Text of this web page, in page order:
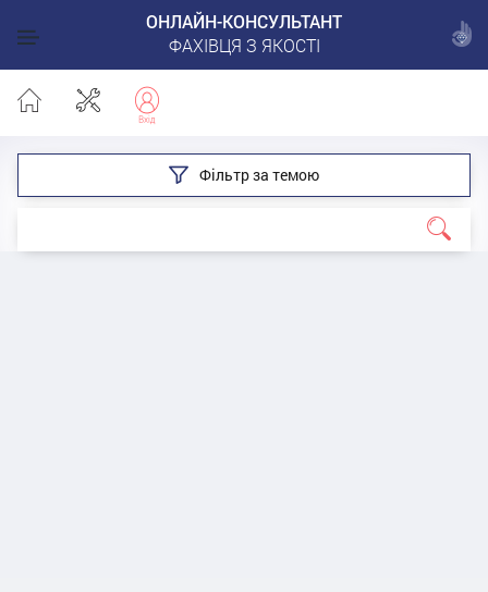
ОНЛАЙН-КОНСУЛЬТАНТ
ФАХІВЦЯ З ЯКОСТІ
Фільтр за темою